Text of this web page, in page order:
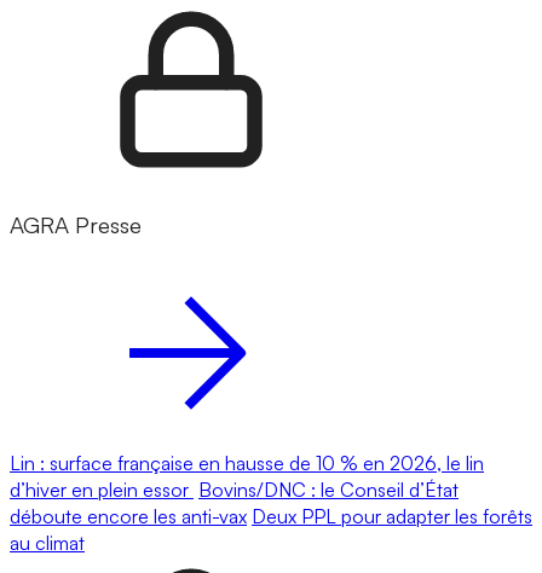
AGRA Presse
Lin : surface française en hausse de 10 % en 2026, le lin
d’hiver en plein essor Bovins/DNC : le Conseil d’État
déboute encore les anti-vax Deux PPL pour adapter les forêts
au climat